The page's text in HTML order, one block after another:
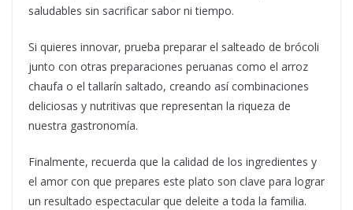
saludables sin sacrificar sabor ni tiempo.
Si quieres innovar, prueba preparar el salteado de brócoli
junto con otras preparaciones peruanas como el arroz
chaufa o el tallarín saltado, creando así combinaciones
deliciosas y nutritivas que representan la riqueza de
nuestra gastronomía.
Finalmente, recuerda que la calidad de los ingredientes y
el amor con que prepares este plato son clave para lograr
un resultado espectacular que deleite a toda la familia.